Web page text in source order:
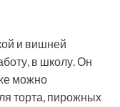
и вишней
в школу. Он
можно
торта, пирожных